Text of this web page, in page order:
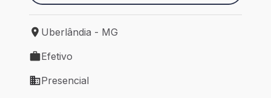
Local de trabalho: Uberlândia - MG
Uberlândia - MG
Tipo de vaga: Efetivo
Efetivo
Modelo de trabalho: Presencial
Presencial